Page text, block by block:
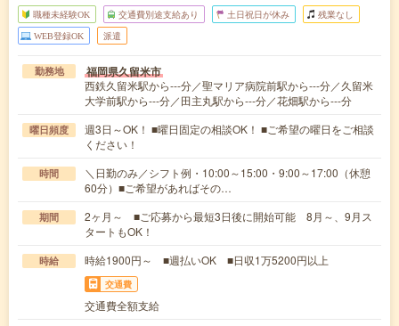
職種未経験OK 交通費別途支給あり 土日祝日が休み 残業なし
WEB登録OK 派遣
勤務地 福岡県久留米市
西鉄久留米駅から---分／聖マリア病院前駅から---分／久留米
大学前駅から---分／田主丸駅から---分／花畑駅から---分
曜日頻度
週3日～OK！ ■曜日固定の相談OK！ ■ご希望の曜日をご相談
ください！
時間
＼日勤のみ／シフト例・10:00～15:00・9:00～17:00（休憩
60分）■ご希望があればその…
期間
2ヶ月～ ■ご応募から最短3日後に開始可能 8月～、9月ス
タートもOK！
時給 時給1900円～ ■週払いOK ■日収1万5200円以上
交通費
交通費全額支給